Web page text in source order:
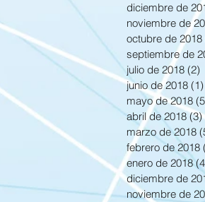
diciembre de
noviembre de
octubre de 2018
septiembre de
julio de 2018 (2)
junio de 2018 (1)
mayo de 2018
abril de 2018 (3)
marzo de 2018
febrero de 2018
enero de 2018
diciembre de
noviembre de